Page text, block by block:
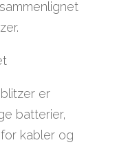
er
batterier,
kabler og